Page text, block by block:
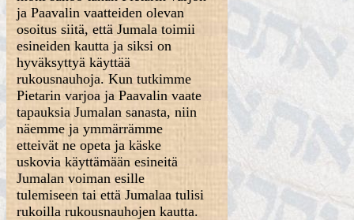
ja Paavalin vaatteiden olevan
osoitus siitä, että Jumala toimii
esineiden kautta ja siksi on
hyväksyttyä käyttää
rukousnauhoja. Kun tutkimme
Pietarin varjoa ja Paavalin vaate
tapauksia Jumalan sanasta, niin
näemme ja ymmärrämme
etteivät ne opeta ja käske
uskovia käyttämään esineitä
Jumalan voiman esille
tulemiseen tai että Jumalaa tulisi
rukoilla rukousnauhojen kautta.